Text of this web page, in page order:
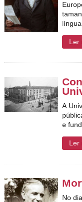
língua
Ler
A
e
Ler
No